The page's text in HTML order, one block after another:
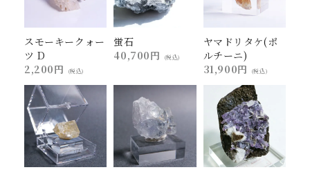
スモーキークォー
ツ D
2,200円
(税込)
蛍石
40,700円
(税込)
ヤマドリタケ(ポ
ルチーニ)
31,900円
(税込)